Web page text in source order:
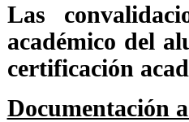
Las
académico del
certificación
Documentación